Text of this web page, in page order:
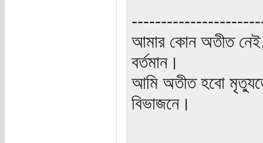
আমার কোন অতীত
বর্তমান।
আমি অতীত হবো
বিভাজনে।